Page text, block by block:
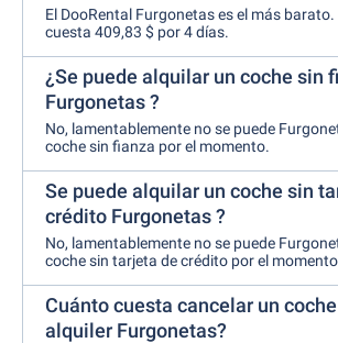
El DooRental Furgonetas es el más
cuesta 409,83 $ por 4 días.
¿Se puede alquilar un coche sin
Furgonetas ?
No, lamentablemente no se puede
coche sin fianza por el momento.
Se puede alquilar un coche sin
crédito Furgonetas ?
No, lamentablemente no se puede
coche sin tarjeta de crédito por el
Cuánto cuesta cancelar un
alquiler Furgonetas?